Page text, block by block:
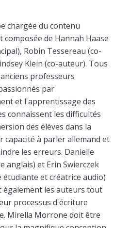
chargée du contenu
composée de Hannah Haase
Robin Tessereau (co-
Klein (co-auteur). Tous
professeurs
par
et l'apprentissage des
connaissent les difficultés
des élèves dans la
capacité à parler allemand et
les erreurs. Danielle
anglais) et Erin Swierczek
étudiante et créatrice audio)
également les auteurs tout
processus d'écriture
Mirella Morrone doit être